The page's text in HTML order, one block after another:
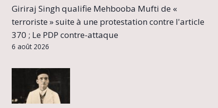
Giriraj Singh qualifie Mehbooba Mufti de «
terroriste » suite à une protestation contre l'article
370 ; Le PDP contre-attaque
6 août 2026